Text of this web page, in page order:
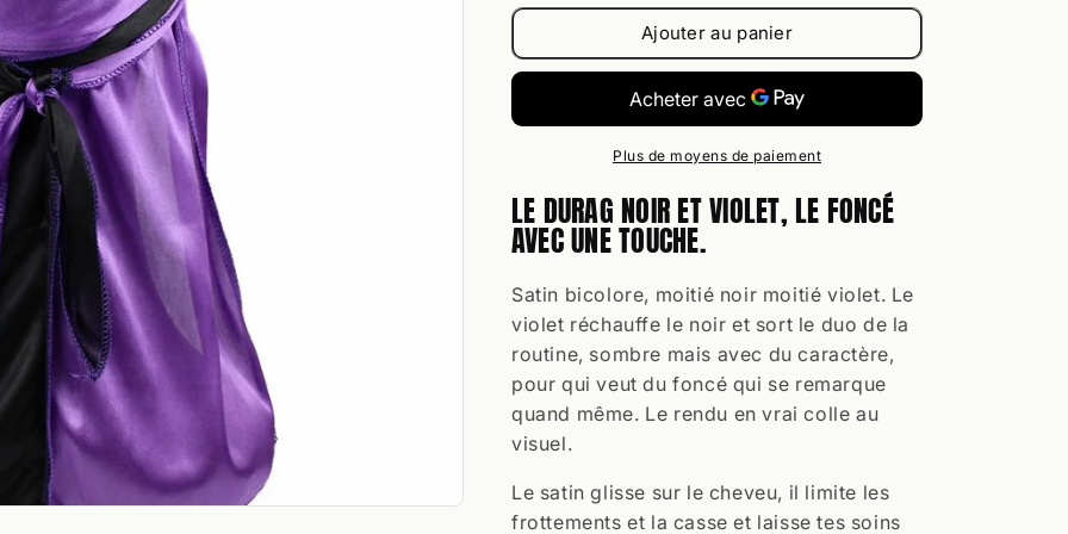
Violet
Violet
Ajouter au panier
Plus de moyens de paiement
LE DURAG NOIR ET VIOLET, LE FONCÉ
AVEC UNE TOUCHE.
Satin bicolore, moitié noir moitié violet. Le
violet réchauffe le noir et sort le duo de la
routine, sombre mais avec du caractère,
pour qui veut du foncé qui se remarque
quand même. Le rendu en vrai colle au
visuel.
Le satin glisse sur le cheveu, il limite les
frottements et la casse et laisse tes soins